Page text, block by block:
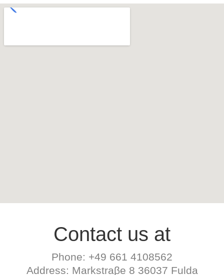
Contact us at
Phone: +49 661 4108562
Address: Markstraβe 8 36037 Fulda